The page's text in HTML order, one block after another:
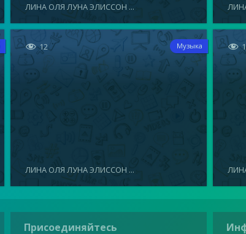
ЛИНА ОЛЯ ЛУНА ЭЛИССОН ...
 12 Музыка
ЛИНА ОЛЯ ЛУНА ЭЛИССОН ...

Присоединяйтесь